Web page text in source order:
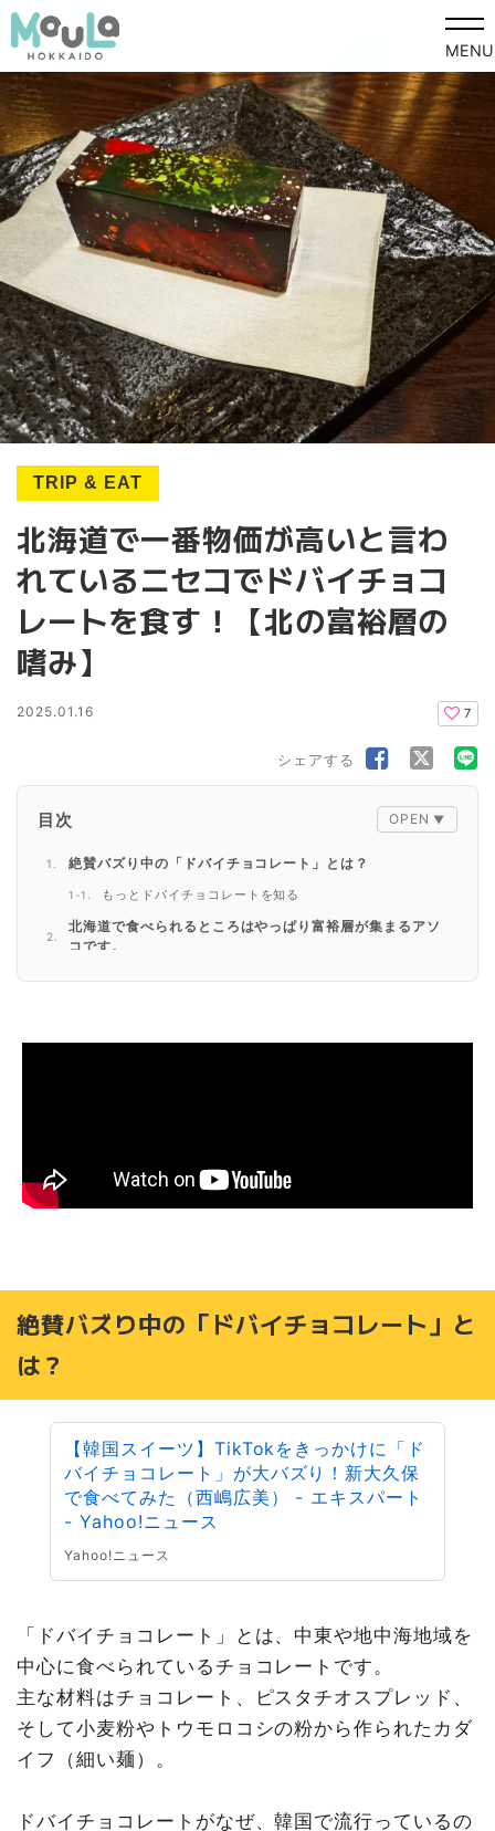
MENU
TRIP & EAT
北海道で一番物価が高いと言わ
れているニセコでドバイチョコ
レートを食す！【北の富裕層の
嗜み】
2025.01.16 7
シェアする
目次
絶賛バズり中の「ドバイチョコレート」とは？
もっとドバイチョコレートを知る
北海道で食べられるところはやっぱり富裕層が集まるアソ
コです。
絶賛バズり中の「ドバイチョコレート」と
は？
【韓国スイーツ】TikTokをきっかけに「ド
バイチョコレート」が大バズり！新大久保
で食べてみた（西嶋広美） - エキスパート
- Yahoo!ニュース
Yahoo!ニュース
「ドバイチョコレート」とは、中東や地中海地域を
中心に食べられているチョコレートです。
主な材料はチョコレート、ピスタチオスプレッド、
そして小麦粉やトウモロコシの粉から作られたカダ
イフ（細い麺）。
ドバイチョコレートがなぜ、韓国で流行っているの